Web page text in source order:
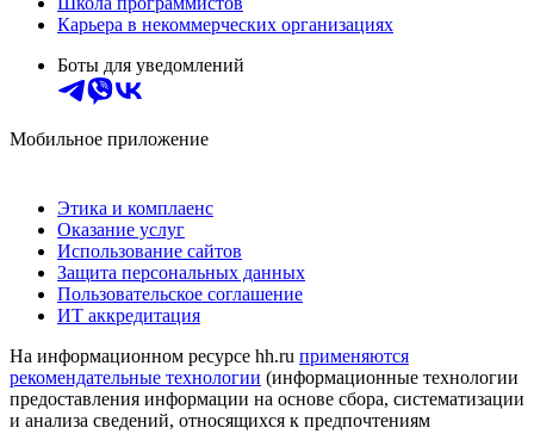
Карьера в некоммерческих организациях
Боты для уведомлений
Мобильное приложение
Этика и комплаенс
Оказание услуг
Использование сайтов
Защита персональных данных
Пользовательское соглашение
ИТ аккредитация
На информационном ресурсе hh.ru применяются
рекомендательные технологии (информационные технологии
предоставления информации на основе сбора, систематизации
и анализа сведений, относящихся к предпочтениям